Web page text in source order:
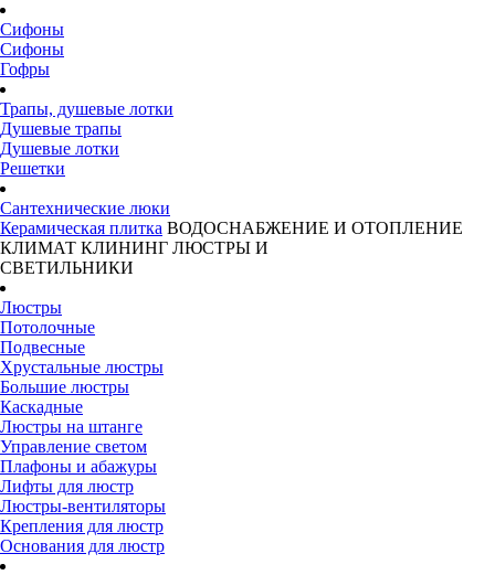
Сифоны
Сифоны
Гофры
Трапы, душевые лотки
Душевые трапы
Душевые лотки
Решетки
Сантехнические люки
Керамическая плитка ВОДОСНАБЖЕНИЕ И ОТОПЛЕНИЕ
КЛИМАТ КЛИНИНГ ЛЮСТРЫ И
СВЕТИЛЬНИКИ
Люстры
Потолочные
Подвесные
Хрустальные люстры
Большие люстры
Каскадные
Люстры на штанге
Управление светом
Плафоны и абажуры
Лифты для люстр
Люстры-вентиляторы
Крепления для люстр
Основания для люстр